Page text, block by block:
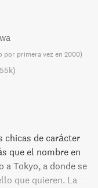
por primera vez en 2000)
chicas de carácter
que el nombre en
a Tokyo, a donde se
que quieren. La